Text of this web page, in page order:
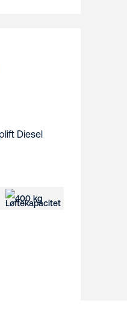
400 kg